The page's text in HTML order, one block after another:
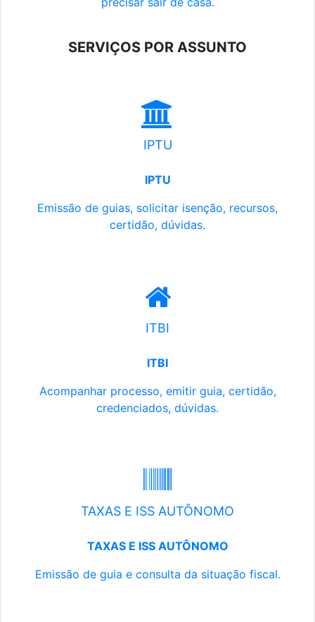
SERVIÇOS POR ASSUNTO
IPTU
IPTU
Emissão de guias, solicitar isenção, recursos,
certidão, dúvidas.
ITBI
ITBI
Acompanhar processo, emitir guia, certidão,
credenciados, dúvidas.
TAXAS E ISS AUTÔNOMO
TAXAS E ISS AUTÔNOMO
Emissão de guia e consulta da situação fiscal.